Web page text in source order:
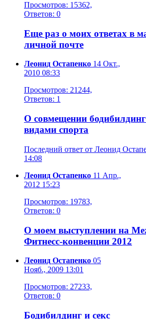
Просмотров: 15362,
Ответов: 0
Еще раз о моих ответах в
личной почте
Леонид Остапенко 14 Окт.,
2010 08:33
Просмотров: 21244,
Ответов: 1
О совмещении
видами спорта
Последний ответ от Леонид
14:08
Леонид Остапенко 11 Апр.,
2012 15:23
Просмотров: 19783,
Ответов: 0
О моем выступлении на
Фитнесс-конвенции 2012
Леонид Остапенко 05
Нояб., 2009 13:01
Просмотров: 27233,
Ответов: 0
Бодибилдинг и секс